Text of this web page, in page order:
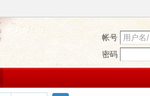
帐号
密码